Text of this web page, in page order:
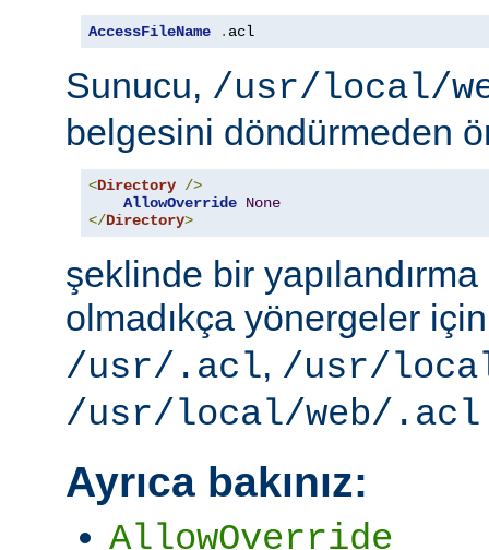
AccessFileName . acl
Sunucu, /usr/local/
belgesini döndürmeden
<Directory />
AllowOverride None
</Directory>
şeklinde bir
olmadıkça yönergeler
/usr/.acl, /usr/
/usr/local/web/.acl
Ayrıca bakınız:
AllowOverride